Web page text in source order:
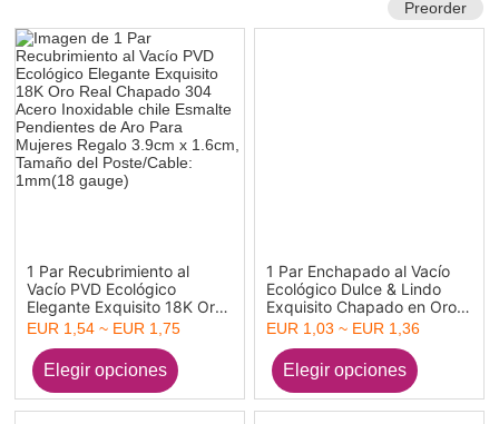
Preorder
1 Par Recubrimiento al
Vacío PVD Ecológico
Elegante Exquisito 18K Oro
Real Chapado 304 Acero
Inoxidable chile Esmalte
Pendientes de Aro Para
Mujeres Regalo 3.9cm x
1.6cm, Tamaño del
Poste/Cable: 1mm(18
EUR 1,54 ~ EUR 1,75
1 Par Enchapado al Vacío
Ecológico Dulce & Lindo
Exquisito Chapado en Oro
304 Acero Inoxidable &
Acrílico Imitación de perla
Pendientes de Aro Para
Mujeres Regalo
EUR 1,03 ~ EUR 1,36